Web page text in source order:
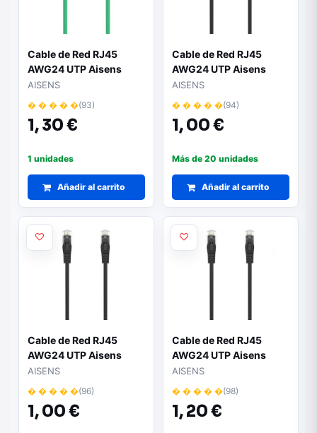
Cable de Red RJ45
AWG24 UTP Aisens
A145-0580 Cat.6A/
LSZH/ 1m/ Verde
AISENS
� � � � �(93)
1,30 €
1 unidades
Añadir al carrito
Cable de Red RJ45
AWG24 UTP Aisens
A145-0584 Cat.6A/
LSZH/ 25cm/ Negro
AISENS
� � � � �(94)
1,00 €
Más de 20 unidades
Añadir al carrito
Cable de Red RJ45
AWG24 UTP Aisens
A145-0585 Cat.6A/
LSZH/ 30cm/ Negro
AISENS
� � � � �(96)
1,00 €
Cable de Red RJ45
AWG24 UTP Aisens
A145-0586 Cat.6A/
LSZH/ 50cm/ Negro
AISENS
� � � � �(98)
1,20 €